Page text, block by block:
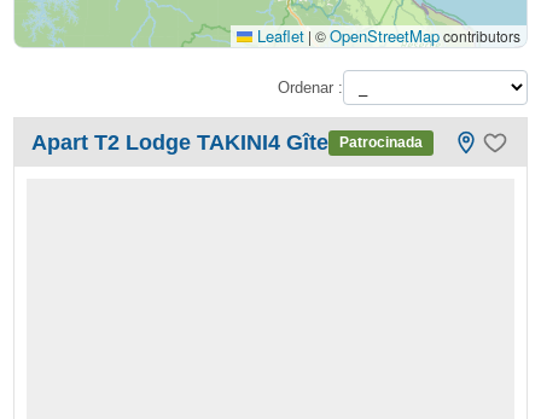
Leaflet | ©OpenStreetMapcontributors
Ordenar :
Apart T2 Lodge TAKINI4 Gîte Patrocinada